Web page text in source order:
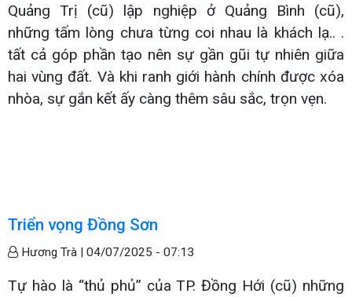
Quảng Trị (cũ) lập nghiệp ở Quảng Bình (cũ),
những tấm lòng chưa từng coi nhau là khách lạ.. .
tất cả góp phần tạo nên sự gần gũi tự nhiên giữa
hai vùng đất. Và khi ranh giới hành chính được xóa
nhòa, sự gắn kết ấy càng thêm sâu sắc, trọn vẹn.
Triển vọng Đồng Sơn
Hương Trà | 04/07/2025 - 07:13
Tự hào là “thủ phủ” của TP. Đồng Hới (cũ) những